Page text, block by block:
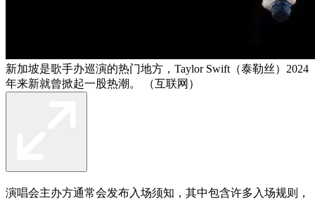
新加坡是歌手办巡演的热门地方，Taylor Swift（泰勒丝）2024
年来新就曾掀起一股热潮。 （互联网）
演唱会主办方通常会发布入场须知，其中包含许多入场规则，